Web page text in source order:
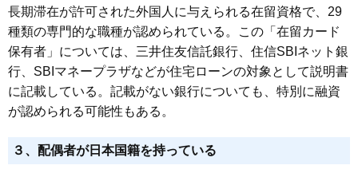
長期滞在が許可された外国人に与えられる在留資格で、29
種類の専門的な職種が認められている。この「在留カード
保有者」については、三井住友信託銀行、住信SBIネット銀
行、SBIマネープラザなどが住宅ローンの対象として説明書
に記載している。記載がない銀行についても、特別に融資
が認められる可能性もある。
３、配偶者が日本国籍を持っている